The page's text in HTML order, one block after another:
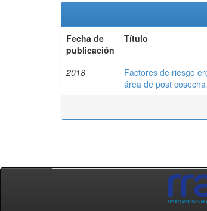
Fecha de
publicación
Título
2018
Factores de riesgo
área de post